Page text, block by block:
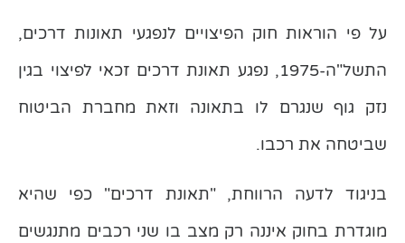
על פי הוראות חוק הפיצויים לנפגעי תאונות דרכים,
התשל"ה-1975, נפגע תאונת דרכים זכאי לפיצוי בגין
נזק גוף שנגרם לו בתאונה וזאת מחברת הביטוח
שביטחה את רכבו.
בניגוד לדעה הרווחת, "תאונת דרכים" כפי שהיא
מוגדרת בחוק איננה רק מצב בו שני רכבים מתנגשים